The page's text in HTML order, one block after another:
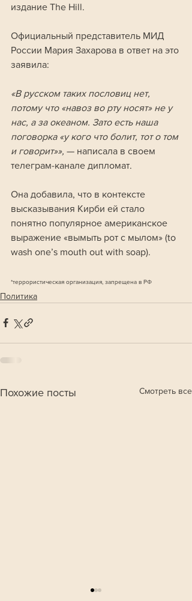
издание The Hill.
Официальный представитель МИД
России Мария Захарова в ответ на это
заявила:
«В русском таких пословиц нет,
потому что «навоз во рту носят» не у
нас, а за океаном. Зато есть наша
поговорка «у кого что болит, тот о том
и говорит»», — написала в своем
телеграм-канале дипломат.
Она добавила, что в контексте
высказывания Кирби ей стало
понятно популярное американское
выражение «вымыть рот с мылом» (to
wash one’s mouth out with soap).
*террористическая организация, запрещена в РФ
Политика
Похожие посты Смотреть все